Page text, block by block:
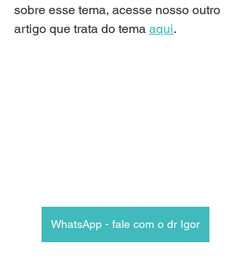
sobre esse tema, acesse nosso outro
artigo que trata do tema aqui.
WhatsApp - fale com o dr Igor